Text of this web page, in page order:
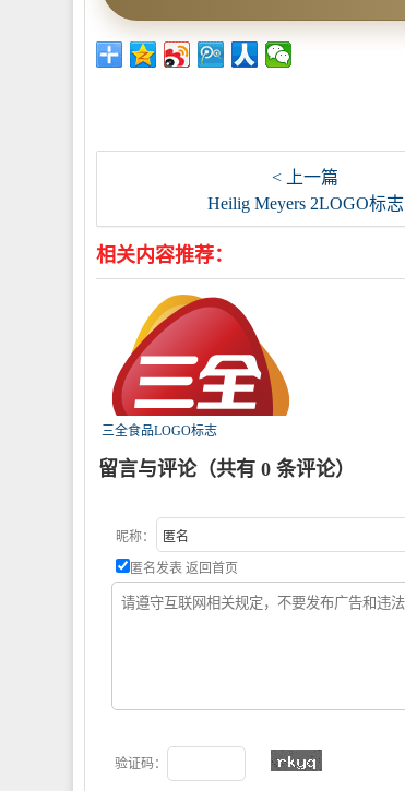
< 上一篇
Heilig Meyers 2LOGO标志
相关内容推荐：
三全食品LOGO标志
留言与评论（共有 0 条评论）
昵称：
匿名发表 返回首页
验证码：